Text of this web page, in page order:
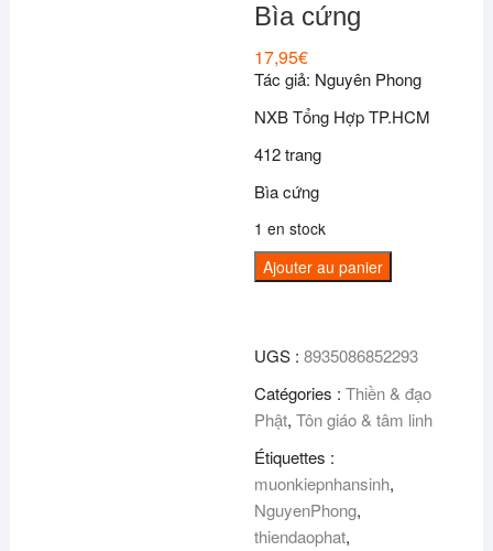
Bìa cứng
17,95€
Tác giả: Nguyên Phong
NXB Tổng Hợp TP.HCM
412 trang
Bìa cứng
1 en stock
quantité
de
nhân
sinh
(Tập
1)
Bìa
cứng
Ajouter au panier
UGS :8935086852293
Catégories :Thiền & đạo
Phật,Tôn giáo & tâm linh
Étiquettes :
muonkiepnhansinh,
NguyenPhong,
thiendaophat,